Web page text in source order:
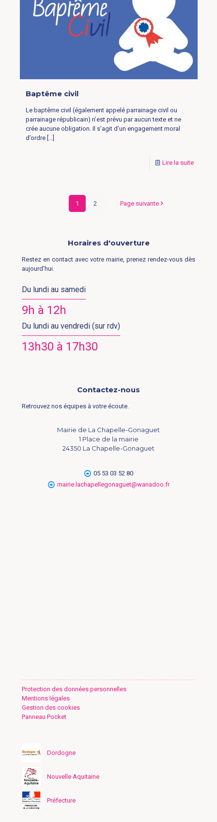
Baptême civil
Le baptême civil (également appelé parrainage civil ou
parrainage républicain) n’est prévu par aucun texte et ne
crée aucune obligation. Il s’agit d’un engagement moral
d’ordre […]
Lire la suite
1 2 Page suivante
Horaires d'ouverture
Restez en contact avec votre mairie, prenez rendez-vous dès
aujourd'hui.
Du lundi au samedi
9h à 12h
Du lundi au vendredi (sur rdv)
13h30 à 17h30
Contactez-nous
Retrouvez nos équipes à votre écoute.
Mairie de La Chapelle-Gonaguet
1 Place de la mairie
24350 La Chapelle-Gonaguet
05 53 03 52 80
mairie.lachapellegonaguet@wanadoo.fr
Protection des données personnelles
Mentions légales
Gestion des cookies
Panneau Pocket
Dordogne
Nouvelle Aquitaine
Préfecture